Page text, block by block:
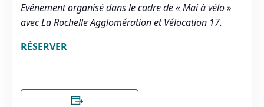
Evénement organisé dans le cadre de « Mai à vélo »
avec La Rochelle Agglomération et Vélocation 17.
RÉSERVER